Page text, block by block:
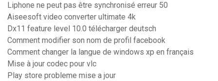
Liphone ne peut pas être synchronisé erreur 50
Aiseesoft video converter ultimate 4k
Dx11 feature level 10.0 télécharger deutsch
Comment modifier son nom de profil facebook
Comment changer la langue de windows xp en français
Mise à jour codec pour vlc
Play store probleme mise a jour